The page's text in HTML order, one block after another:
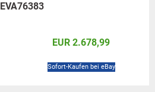
EVA76383
EUR 2.678,99
Sofort-Kaufen bei eBay